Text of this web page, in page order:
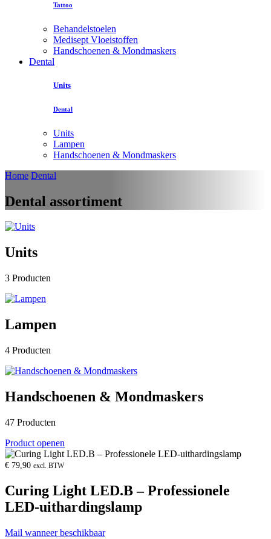
Tattoo
Behandelstoelen
Medisept Vloeistoffen
Handschoenen & Mondmaskers
Dental
Units
Dental
Units
Lampen
Handschoenen & Mondmaskers
Home Dental
Dental assortiment
Units
3 Producten
Lampen
4 Producten
Handschoenen & Mondmaskers
47 Producten
Product openen
€ 79,90 excl. BTW
Curing Light LED.B – Professionele
LED-uithardingslamp
Mail wanneer beschikbaar